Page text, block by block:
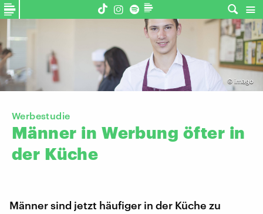
© imago
Werbestudie
Männer in Werbung öfter in
der Küche
Männer sind jetzt häufiger in der Küche zu